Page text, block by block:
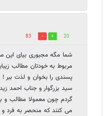
20
83
شما مگه مجبوری بیای این
مربوط به خودتان مطالب
پسندی را بخوان و لذت ببر
سید بزرگوار و جناب احمد
گردم چون معمولا مطالب و
می کنند که منحصر به فرد و